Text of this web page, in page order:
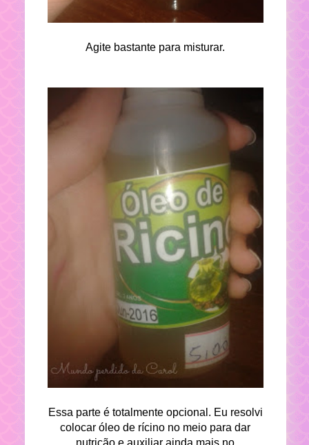
Agite bastante para misturar.
Essa parte é totalmente opcional. Eu resolvi
colocar óleo de rícino no meio para dar